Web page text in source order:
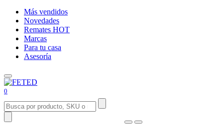
Más vendidos
Novedades
Remates HOT
Marcas
Para tu casa
Asesoría
0